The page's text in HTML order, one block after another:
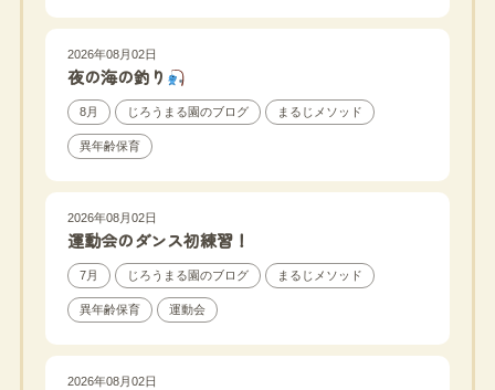
2026年08月02日
夜の海の釣り
8月 じろうまる園のブログ まるじメソッド
異年齢保育
2026年08月02日
運動会のダンス初練習！
7月 じろうまる園のブログ まるじメソッド
異年齢保育 運動会
2026年08月02日